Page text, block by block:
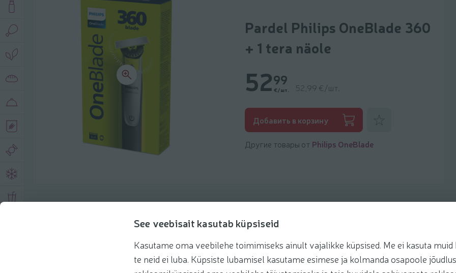
See veebisait kasutab küpsiseid
Kasutame oma veebilehe toimimiseks ainult vajalikke küpsised. Me ei kasuta muid
te neid ei luba. Küpsiste lubamisel kasutame esimese ja kolmanda osapoole
Pardel Philips OneBlade 360
+ 1 tera näole
5299
€/шт. 52,99 €/шт.
Добавить в корзину
Другие товары от Philips OneBlade
Рекомендации